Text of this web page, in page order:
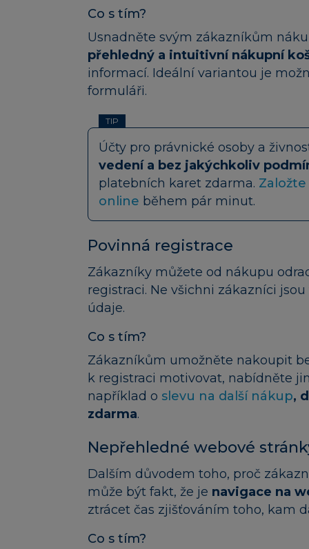
Co s tím?
Usnadněte svým zákazníkům
přehledný a intuitivní nákupní
informací. Ideální variantou je
formuláři.
TIP
Účty pro právnické osoby a
vedení a bez jakýchkoliv
platebních karet zdarma.
online během pár minut.
Povinná registrace
Zákazníky můžete od nákupu
registraci. Ne všichni zákazníci
údaje.
Co s tím?
Zákazníkům umožněte nakoupit
k registraci motivovat, nabídněte
například o slevu na další nákup,
zdarma.
Nepřehledné webové
Dalším důvodem toho, proč
může být fakt, že je navigace na
ztrácet čas zjišťováním toho, kam
Co s tím?